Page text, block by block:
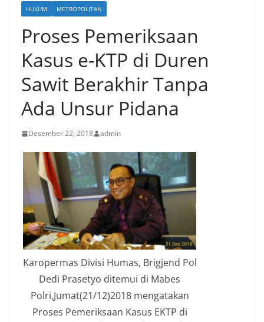
HUKUM METROPOLITAN
Proses Pemeriksaan
Kasus e-KTP di Duren
Sawit Berakhir Tanpa
Ada Unsur Pidana
Desember 22, 2018 admin
Karopermas Divisi Humas, Brigjend Pol
Dedi Prasetyo ditemui di Mabes
Polri,Jumat(21/12)2018 mengatakan
Proses Pemeriksaan Kasus EKTP di